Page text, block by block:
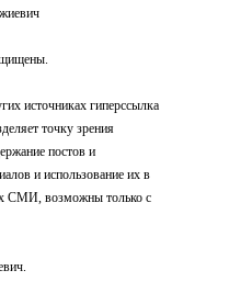
источниках гиперссылка
точку зрения
постов и
и использование их в
СМИ, возможны только с